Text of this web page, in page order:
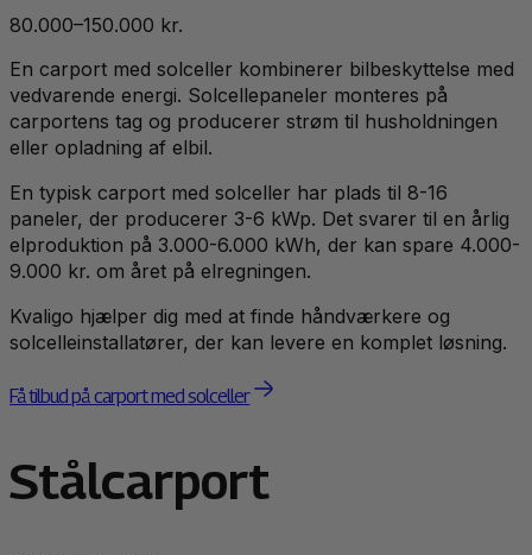
80.000–150.000 kr.
En carport med solceller kombinerer bilbeskyttelse med
vedvarende energi. Solcellepaneler monteres på
carportens tag og producerer strøm til husholdningen
eller opladning af elbil.
En typisk carport med solceller har plads til 8-16
paneler, der producerer 3-6 kWp. Det svarer til en årlig
elproduktion på 3.000-6.000 kWh, der kan spare 4.000-
9.000 kr. om året på elregningen.
Kvaligo hjælper dig med at finde håndværkere og
solcelleinstallatører, der kan levere en komplet løsning.
Få tilbud på carport med solceller
Stålcarport